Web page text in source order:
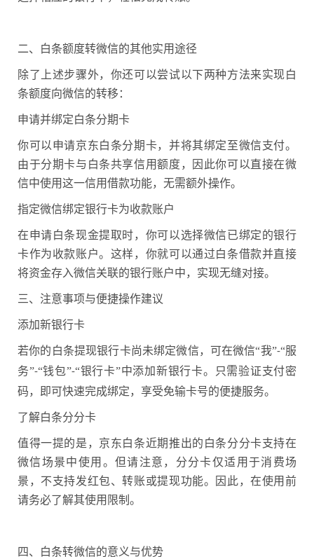
二、白条额度转微信的其他实用途径
除了上述步骤外，你还可以尝试以下两种方法来实现白
条额度向微信的转移：
申请并绑定白条分期卡
你可以申请京东白条分期卡，并将其绑定至微信支付。
由于分期卡与白条共享信用额度，因此你可以直接在微
信中使用这一信用借款功能，无需额外操作。
指定微信绑定银行卡为收款账户
在申请白条现金提取时，你可以选择微信已绑定的银行
卡作为收款账户。这样，你就可以通过白条借款并直接
将资金存入微信关联的银行账户中，实现无缝对接。
三、注意事项与便捷操作建议
添加新银行卡
若你的白条提现银行卡尚未绑定微信，可在微信“我”-“服
务”-“钱包”-“银行卡”中添加新银行卡。只需验证支付密
码，即可快速完成绑定，享受免输卡号的便捷服务。
了解白条分分卡
值得一提的是，京东白条近期推出的白条分分卡支持在
微信场景中使用。但请注意，分分卡仅适用于消费场
景，不支持发红包、转账或提现功能。因此，在使用前
请务必了解其使用限制。
四、白条转微信的意义与优势